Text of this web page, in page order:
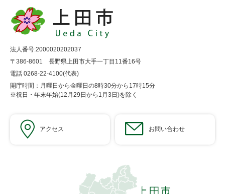
法人番号:2000020202037
〒386-8601 長野県上田市大手一丁目11番16号
電話 0268-22-4100(代表)
開庁時間：月曜日から金曜日の8時30分から17時15分
※祝日・年末年始(12月29日から1月3日)を除く
アクセス お問い合わせ